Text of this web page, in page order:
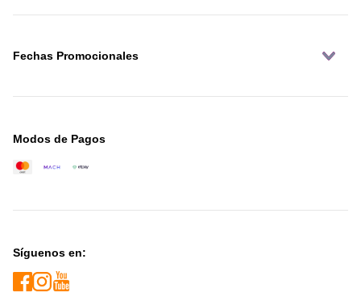
Fechas Promocionales
Modos de Pagos
Síguenos en: